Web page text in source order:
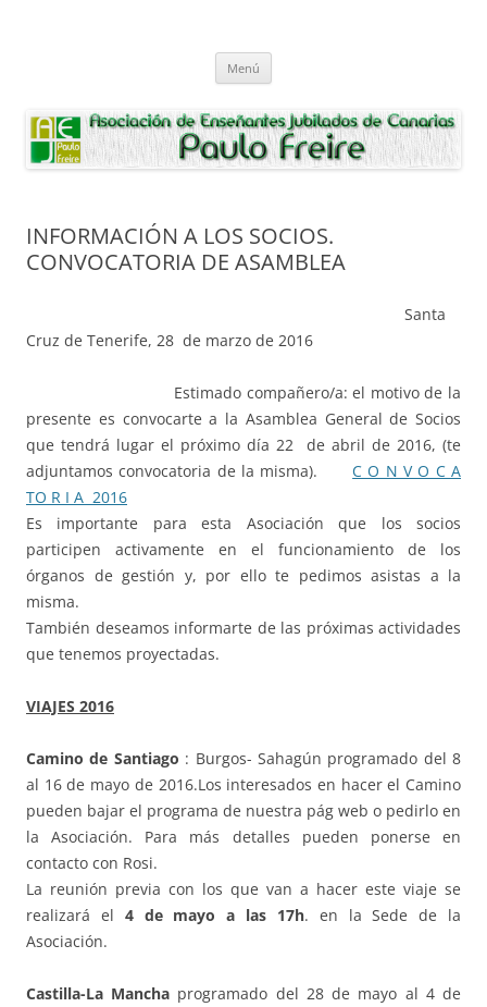
Paulo Freire
Menú
INFORMACIÓN A LOS SOCIOS.
CONVOCATORIA DE ASAMBLEA
Santa
Cruz de Tenerife, 28 de marzo de 2016
Estimado compañero/a: el motivo de la
presente es convocarte a la Asamblea General de Socios
que tendrá lugar el próximo día 22 de abril de 2016, (te
adjuntamos convocatoria de la misma).C O N V O C A
TO R I A 2016
Es importante para esta Asociación que los socios
participen activamente en el funcionamiento de los
órganos de gestión y, por ello te pedimos asistas a la
misma.
También deseamos informarte de las próximas actividades
que tenemos proyectadas.
VIAJES 2016
Camino de Santiago : Burgos- Sahagún programado del 8
al 16 de mayo de 2016.Los interesados en hacer el Camino
pueden bajar el programa de nuestra pág web o pedirlo en
la Asociación. Para más detalles pueden ponerse en
contacto con Rosi.
La reunión previa con los que van a hacer este viaje se
realizará el 4 de mayo a las 17h. en la Sede de la
Asociación.
Castilla-La Mancha programado del 28 de mayo al 4 de